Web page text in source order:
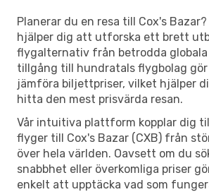
Planerar du en resa till Cox's
hjälper dig att utforska ett brett
flygalternativ från betrodda globala
tillgång till hundratals flygbolag
jämföra biljettpriser, vilket hjälper
hitta den mest prisvärda resan.
Vår intuitiva plattform kopplar dig
flyger till Cox's Bazar (CXB) från
över hela världen. Oavsett om du
snabbhet eller överkomliga priser
enkelt att upptäcka vad som